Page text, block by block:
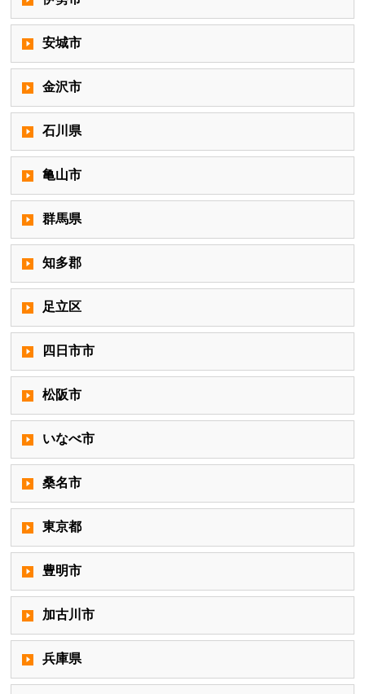
安城市
金沢市
石川県
亀山市
群馬県
知多郡
足立区
四日市市
松阪市
いなべ市
桑名市
東京都
豊明市
加古川市
兵庫県